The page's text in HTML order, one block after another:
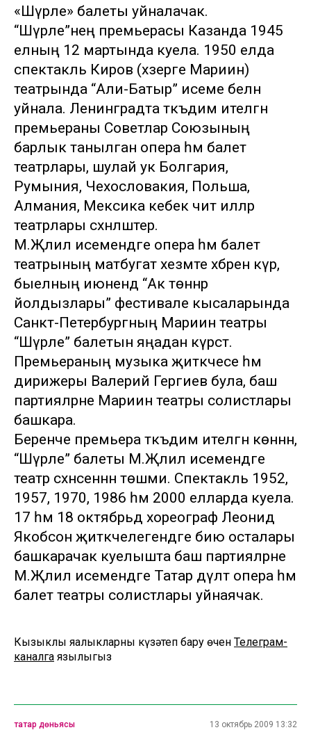
«Шүрәле» балеты уйналачак.
“Шүрәле”нең премьерасы Казанда 1945
елның 12 мартында куела. 1950 елда
спектакль Киров (хәзерге Мариин)
театрында “Али-Батыр” исеме белән
уйнала. Ленинградта тәкъдим ителгән
премьераны Советлар Союзының
барлык танылган опера һәм балет
театрлары, шулай ук Болгария,
Румыния, Чехословакия, Польша,
Алмания, Мексика кебек чит илләр
театрлары сәхнәләштерә.
М.Җәлил исемендәге опера һәм балет
театрының матбугат хезмәте хәбәренә күрә,
быелның июнендә “Ак төннәр
йолдызлары” фестивале кысаларында
Санкт-Петербургның Мариин театры
“Шүрәле” балетын яңадан күрсәтә.
Премьераның музыка җитәкчесе һәм
дирижеры Валерий Гергиев була, баш
партияләрне Мариин театры солистлары
башкара.
Беренче премьера тәкъдим ителгән көннән,
“Шүрәле” балеты М.Җәлил исемендәге
театр сәхнәсеннән төшми. Спектакль 1952,
1957, 1970, 1986 һәм 2000 елларда куела.
17 һәм 18 октябрьдә хореограф Леонид
Якобсон җитәкчелегендәге бию осталары
башкарачак куелышта баш партияләрне
М.Җәлил исемендәге Татар дәүләт опера һәм
балет театры солистлары уйнаячак.
Кызыклы яңалыкларны күзәтеп бару өчен Телеграм-
каналга язылыгыз
татар дөньясы 13 октябрь 2009 13:32